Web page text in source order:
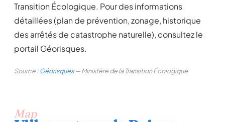
Transition Écologique. Pour des informations
détaillées (plan de prévention, zonage, historique
des arrêtés de catastrophe naturelle), consultez le
portail Géorisques.
Source :Géorisques— Ministère de la Transition Écologique
Map